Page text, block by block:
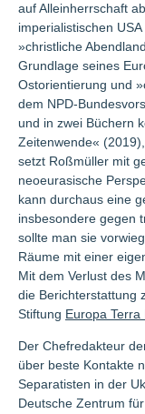
auf Alleinherrschaft
imperialistischen
»christliche
Grundlage seines
Ostorientierung und
dem NPD-
und in zwei Büchern
Zeitenwende«
setzt Roßmüller mit
neoeurasische
kann durchaus eine
insbesondere gegen
sollte man sie
Räume mit einer
Mit dem Verlust des
die Berichterstattung
Stiftung Europa Terra
Der Chefredakteur
über beste Kontakte
Separatisten in der
Deutsche Zentrum